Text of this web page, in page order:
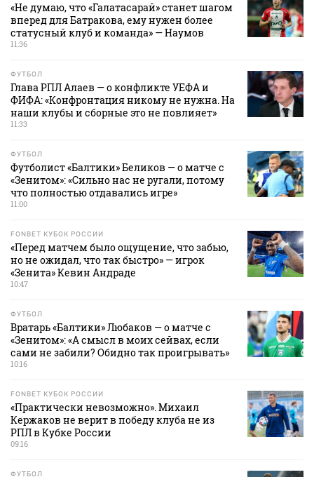
«Не думаю, что «Галатасарай» станет шагом
вперед для Батракова, ему нужен более
статусный клуб и команда» — Наумов
11:36
ФУТБОЛ
Глава РПЛ Алаев — о конфликте УЕФА и
ФИФА: «Конфронтация никому не нужна. На
наши клубы и сборные это не повлияет»
11:33
ФУТБОЛ
Футболист «Балтики» Беликов — о матче с
«Зенитом»: «Сильно нас не ругали, потому
что полностью отдавались игре»
11:00
FONBET КУБОК РОССИИ
«Перед матчем было ощущение, что забью,
но не ожидал, что так быстро» — игрок
«Зенита» Кевин Андраде
10:47
ФУТБОЛ
Вратарь «Балтики» Любаков — о матче с
«Зенитом»: «А смысл в моих сейвах, если
сами не забили? Обидно так проигрывать»
10:16
FONBET КУБОК РОССИИ
«Практически невозможно». Михаил
Кержаков не верит в победу клуба не из
РПЛ в Кубке России
09:16
ФУТБОЛ